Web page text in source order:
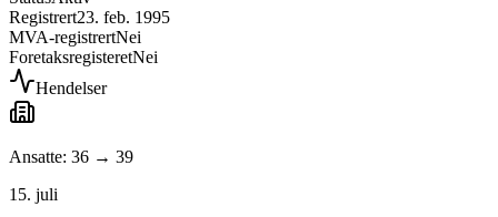
Registrert23. feb. 1995
MVA-registrertNei
ForetaksregisteretNei
Hendelser
Ansatte: 36 → 39
15. juli